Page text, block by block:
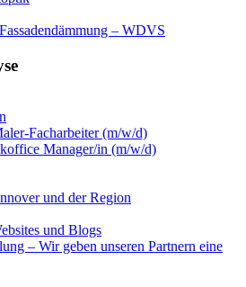
– WDVS
Facharbeiter (m/w/d)
Manager/in (m/w/d)
und der Region
und Blogs
– Wir geben unseren Partnern eine